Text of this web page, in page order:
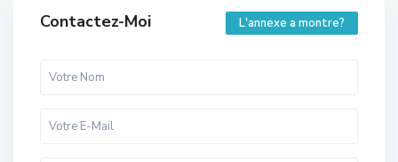
Contactez-Moi L'annexe a montre?